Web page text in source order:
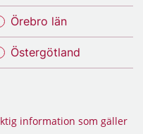
Örebro län
Östergötland
information som gäller